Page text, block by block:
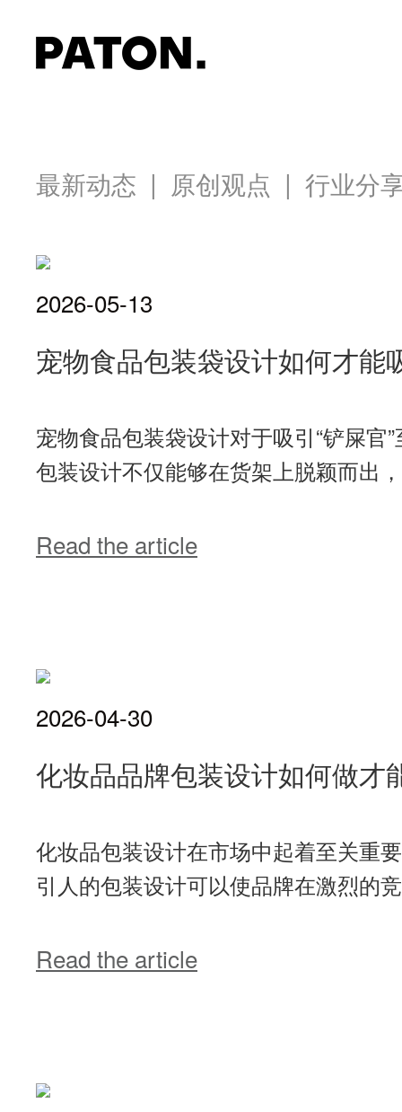
最新动态 | 原创观点 | 行业分
2026-05-13
宠物食品包装袋设计如何才能
宠物食品包装袋设计对于吸引“铲屎官
包装设计不仅能够在货架上脱颖而出
Read the article
2026-04-30
化妆品品牌包装设计如何做才
化妆品包装设计在市场中起着至关重
引人的包装设计可以使品牌在激烈的
Read the article